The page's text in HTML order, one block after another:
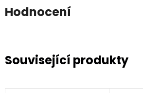
Hodnocení
Související produkty